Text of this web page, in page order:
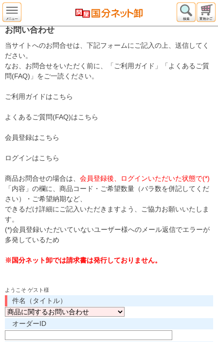
お問い合わせ
当サイトへのお問合せは、下記フォームにご記入の上、送信してく
ださい。
なお、お問合せをいただく前に、「ご利用ガイド」「よくあるご質
問(FAQ)」をご一読ください。
ご利用ガイドはこちら
よくあるご質問(FAQ)はこちら
会員登録はこちら
ログインはこちら
商品お問合せの場合は、 会員登録後、ログインいただいた状態で(*)
「内容」の欄に、商品コード・ご希望数量（バラ数を併記してくだ
さい）・ご希望納期など、
できるだけ詳細にご記入いただきますよう、ご協力お願いいたしま
す。
(*)会員登録いただいていないユーザー様へのメール返信でエラーが
多発しているため
※国分ネット卸では請求書は発行しておりません。
ようこそ ゲスト様
件名（タイトル）
オーダーID